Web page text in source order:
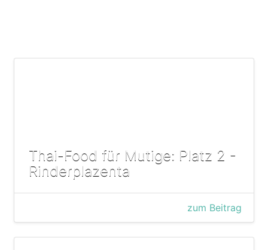
Thai-Food für Mutige: Platz 2 -
Rinderplazenta
zum Beitrag